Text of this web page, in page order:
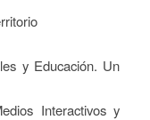
y Educación. Un
Interactivos y